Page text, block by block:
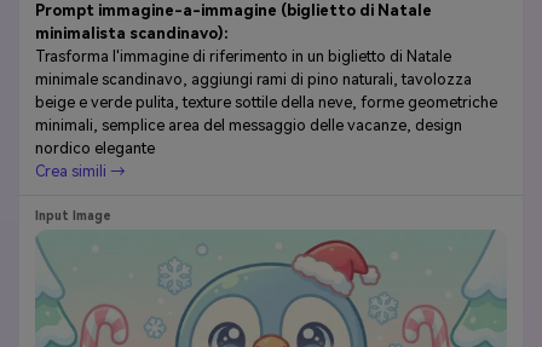
Prompt immagine-a-immagine (biglietto di Natale
minimalista scandinavo):
Trasforma l'immagine di riferimento in un biglietto di Natale
minimale scandinavo, aggiungi rami di pino naturali, tavolozza
beige e verde pulita, texture sottile della neve, forme geometriche
minimali, semplice area del messaggio delle vacanze, design
nordico elegante
Crea simili →